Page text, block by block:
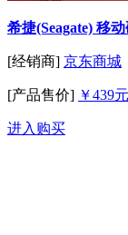
希捷(Seagate) 移
[经销商] 京东商城
[产品售价] ￥439元
进入购买